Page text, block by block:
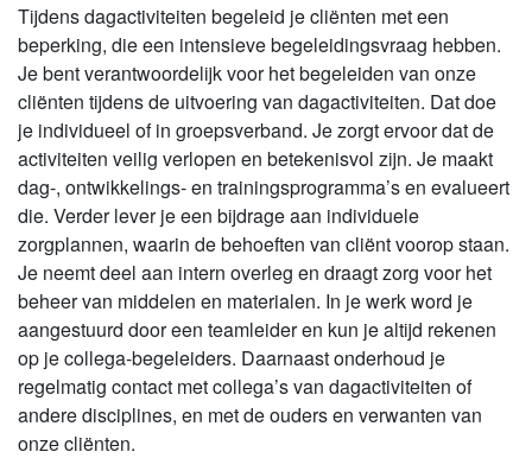
Tijdens dagactiviteiten begeleid je cliënten met een
beperking, die een intensieve begeleidingsvraag hebben.
Je bent verantwoordelijk voor het begeleiden van onze
cliënten tijdens de uitvoering van dagactiviteiten. Dat doe
je individueel of in groepsverband. Je zorgt ervoor dat de
activiteiten veilig verlopen en betekenisvol zijn. Je maakt
dag-, ontwikkelings- en trainingsprogramma’s en evalueert
die. Verder lever je een bijdrage aan individuele
zorgplannen, waarin de behoeften van cliënt voorop staan.
Je neemt deel aan intern overleg en draagt zorg voor het
beheer van middelen en materialen. In je werk word je
aangestuurd door een teamleider en kun je altijd rekenen
op je collega-begeleiders. Daarnaast onderhoud je
regelmatig contact met collega’s van dagactiviteiten of
andere disciplines, en met de ouders en verwanten van
onze cliënten.